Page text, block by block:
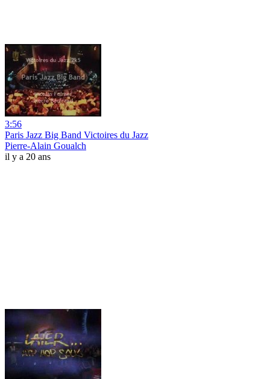
3:56
Paris Jazz Big Band Victoires du Jazz
Pierre-Alain Goualch
il y a 20 ans